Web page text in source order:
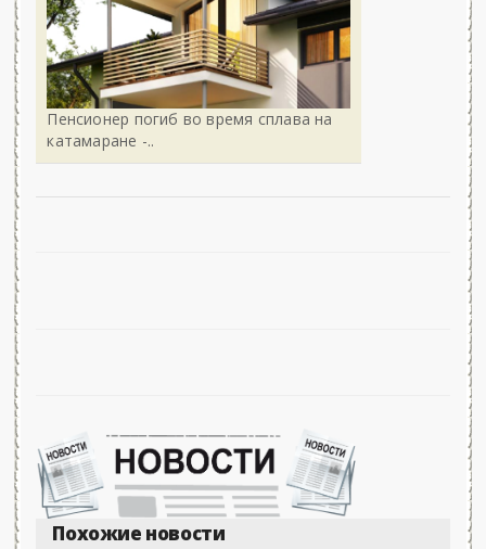
Пенсионер погиб во время сплава на
катамаране -..
Похожие новости